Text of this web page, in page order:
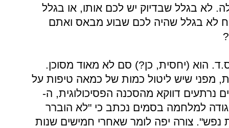
לא בגלל שבדיוק יש לכם אותו, או בגלל
לא בגלל שהיה לכם שבוע מבאס ואתם
הוא (יחסית, כן?) סם לא מאוד מסוכן.
מפני שיש ליטול כמות של כמאה טיפות על
נרתעים דווקא מהסכנה הפסיכולוגית, ה-
למלחמה בסמים נכתב כי "לא הוברר
צורה יפה לומר שאחרי חמישים שנות